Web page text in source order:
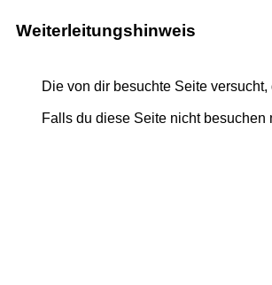
Weiterleitungshinweis
Die von dir besuchte Seite versucht,
Falls du diese Seite nicht besuchen